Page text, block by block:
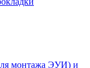
монтажа ЭУИ) и